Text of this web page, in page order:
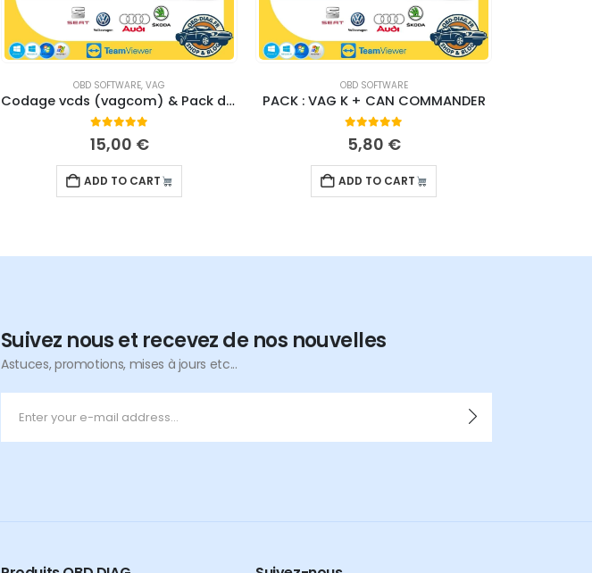
OBD SOFTWARE, VAG
Codage vcds (vagcom) & Pack de tutoriels VCDS
0 out of 5
15,00 €
ADD TO CART
OBD SOFTWARE
PACK : VAG K + CAN COMMANDER
0out of 5
5,80 €
ADD TO CART
Suivez nous et recevez de nos nouvelles
Astuces, promotions, mises à jours etc...